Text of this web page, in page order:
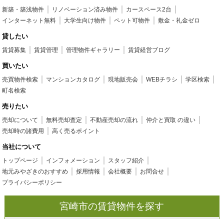
新築・築浅物件 リノベーション済み物件
カースペース2台
インターネット無料
大学生向け物件 ペット可物件 敷金・礼金ゼロ
貸したい
賃貸募集 賃貸管理 管理物件ギャラリー 賃貸経営ブログ
買いたい
売買物件検索 マンションカタログ 現地販売会 WEBチラシ
学区検索
町名検索
売りたい
売却について 無料売却査定 不動産売却の流れ
仲介と買取 の違い
売却時の諸費用
高く売るポイント
当社について
トップページ インフォメーション
スタッフ紹介
地元みやざきのおすすめ
採用情報 会社概要
お問合せ
プライバシーポリシー
宮崎市の賃貸物件を探す